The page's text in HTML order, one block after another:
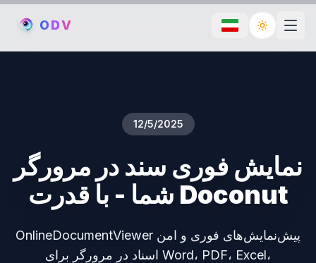
ODV Toggle
12/5/2025
نمایش فوری سند در مرورگر
شما - با قدرت Doconut
OnlineDocumentViewer پیش‌نمایش‌های فوری و امن
اسناد در مرورگر برای Word، PDF، Excel،